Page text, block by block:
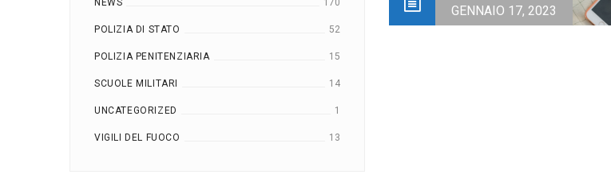
POLIZIA DI STATO 52
POLIZIA PENITENZIARIA 15
SCUOLE MILITARI 14
UNCATEGORIZED 1
VIGILI DEL FUOCO 13
GENNAIO 17, 2023